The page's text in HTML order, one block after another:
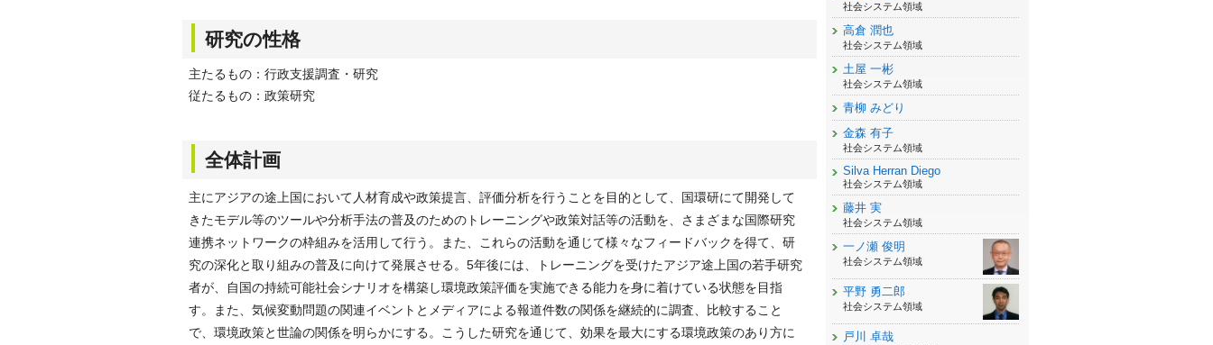
研究の性格
主たるもの：行政支援調査・研究
従たるもの：政策研究
全体計画
主にアジアの途上国において人材育成や政策提言、評価分析を行うことを目的として、国環研にて開発して
きたモデル等のツールや分析手法の普及のためのトレーニングや政策対話等の活動を、さまざまな国際研究
連携ネットワークの枠組みを活用して行う。また、これらの活動を通じて様々なフィードバックを得て、研
究の深化と取り組みの普及に向けて発展させる。5年後には、トレーニングを受けたアジア途上国の若手研究
者が、自国の持続可能社会シナリオを構築し環境政策評価を実施できる能力を身に着けている状態を目指
す。また、気候変動問題の関連イベントとメディアによる報道件数の関係を継続的に調査、比較すること
で、環境政策と世論の関係を明らかにする。こうした研究を通じて、効果を最大にする環境政策のあり方に
社会システム領域
高倉 潤也
社会システム領域
土屋 一彬
社会システム領域
青柳 みどり
金森 有子
社会システム領域
Silva Herran Diego
社会システム領域
藤井 実
社会システム領域
一ノ瀬 俊明
社会システム領域
平野 勇二郎
社会システム領域
戸川 卓哉